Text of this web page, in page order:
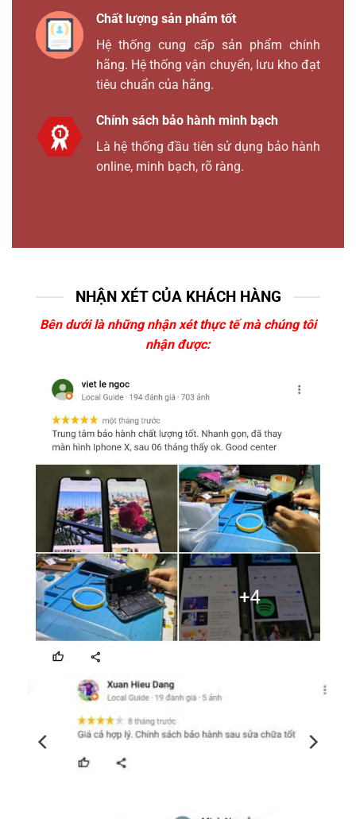
Chất lượng sản phẩm tốt
Hệ thống cung cấp sản phẩm chính
hãng. Hệ thống vận chuyển, lưu kho đạt
tiêu chuẩn của hãng.
Chính sách bảo hành minh bạch
Là hệ thống đầu tiên sử dụng bảo hành
online, minh bạch, rõ ràng.
NHẬN XÉT CỦA KHÁCH HÀNG
Bên dưới là những nhận xét thực tế mà chúng tôi
nhận được: